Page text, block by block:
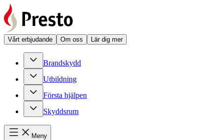
Vårt erbjudande Om oss Lär dig mer
Brandskydd
Utbildning
Första hjälpen
Skyddsrum
Meny